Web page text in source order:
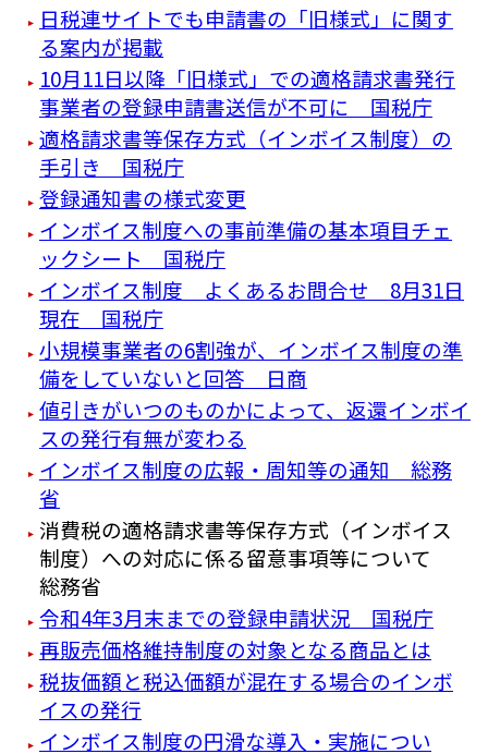
日税連サイトでも申請書の「旧様式」に関す
る案内が掲載
10月11日以降「旧様式」での適格請求書発行
事業者の登録申請書送信が不可に 国税庁
適格請求書等保存方式（インボイス制度）の
手引き 国税庁
登録通知書の様式変更
インボイス制度への事前準備の基本項目チェ
ックシート 国税庁
インボイス制度 よくあるお問合せ 8月31日
現在 国税庁
小規模事業者の6割強が、インボイス制度の準
備をしていないと回答 日商
値引きがいつのものかによって、返還インボイ
スの発行有無が変わる
インボイス制度の広報・周知等の通知 総務
省
消費税の適格請求書等保存方式（インボイス
制度）への対応に係る留意事項等について
総務省
令和4年3月末までの登録申請状況 国税庁
再販売価格維持制度の対象となる商品とは
税抜価額と税込価額が混在する場合のインボ
イスの発行
インボイス制度の円滑な導入・実施につい